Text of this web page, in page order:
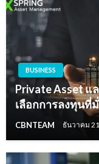
BUSINESS
Private Asset แ
เลือกการลงทุนที่
CBNTEAM ธันวาคม